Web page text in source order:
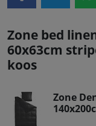
Zone bed
60x63cm
koos
Zone